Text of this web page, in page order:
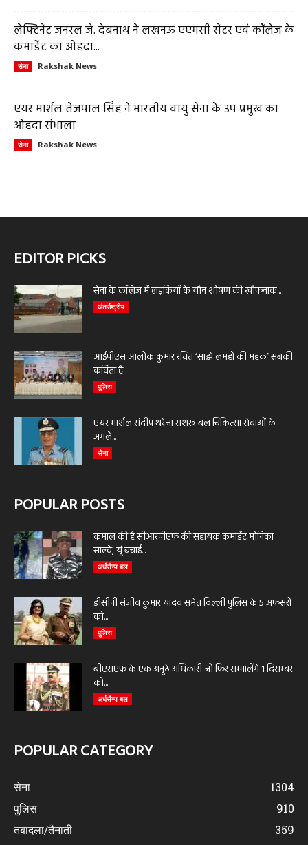
लेफ्टिनेंट जनरल जे. देबनाथ ने लखनऊ एएमसी सेंटर एवं कॉलेज के
कमांडेंट का ओहदा...
सेना Rakshak News
एयर मार्शल तेजपाल सिंह ने भारतीय वायु सेना के उप प्रमुख का
ओहदा संभाला
सेना Rakshak News
EDITOR PICKS
सेना के कॉलेज में लड़कियों के यौन शोषण की खौफनाक...
अंतर्राष्ट्रीय
आईपीएस आलोक कुमार रचित ‘साझे लमहों की महक’ सबकी
कविता है
पुलिस
एयर मार्शल संदीप थरेजा सशस्त्र बल चिकित्सा सेवाओं के
अगले...
सेना
POPULAR POSTS
कमाल की है सीआरपीएफ की सहायक कमांडेंट मोनिका
साल्वे, यूं बचाई...
अर्धसैन्य बल
डीसीपी संजीव कुमार यादव समेत दिल्ली पुलिस के 5 अफसरों
को...
पुलिस
बीएसएफ के एक अनूठे अधिकारी जो फिर सम्भालेंगे 1 दिसम्बर
को...
अर्धसैन्य बल
POPULAR CATEGORY
सेना
1304
पुलिस
910
तबादला/तैनाती
359